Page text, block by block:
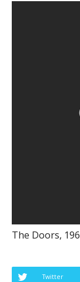
The Doors,
Twitter